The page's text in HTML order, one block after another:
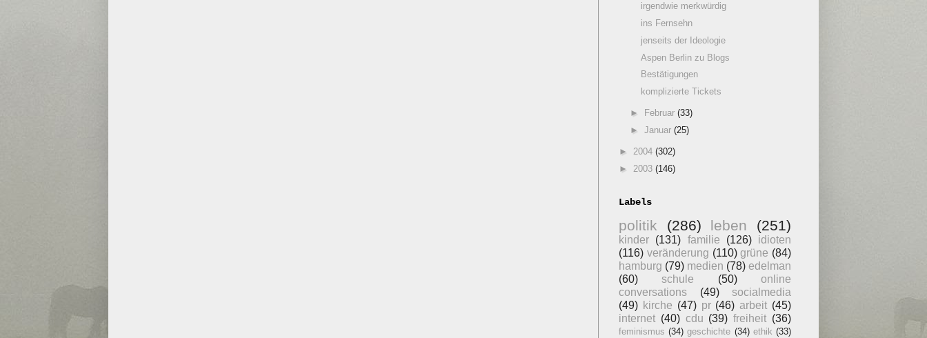
irgendwie merkwürdig
ins Fernsehn
jenseits der Ideologie
Aspen Berlin zu Blogs
Bestätigungen
komplizierte Tickets
► Februar (33)
► Januar (25)
► 2004 (302)
► 2003 (146)
Labels
politik (286) leben (251)
kinder (131) familie (126)
idioten
(116) veränderung (110) grüne (84)
hamburg (79) medien (78) edelman
(60)
schule (50)
online
conversations
(49)
socialmedia
(49) kirche (47) pr (46) arbeit (45)
internet (40) cdu (39) freiheit (36)
feminismus (34) geschichte (34) ethik (33)